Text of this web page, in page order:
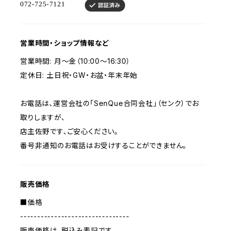
営業時間・ショップ情報など
営業時間: 月～金（10:00～16:30）
定休日: 土日祝・GW・お盆・年末年始
お電話は、運営会社の「SenQue合同会社」（センク）でお
取りしますが、
店主佐野です、ご安心ください。
番号非通知のお電話はお受けすることができません。
販売価格
■価格
--------------------------------